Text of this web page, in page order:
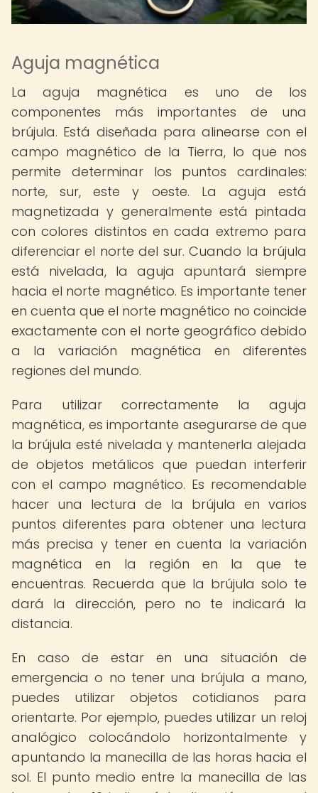
Aguja magnética
La aguja magnética es uno de los
componentes más importantes de una
brújula. Está diseñada para alinearse con el
campo magnético de la Tierra, lo que nos
permite determinar los puntos cardinales:
norte, sur, este y oeste. La aguja está
magnetizada y generalmente está pintada
con colores distintos en cada extremo para
diferenciar el norte del sur. Cuando la brújula
está nivelada, la aguja apuntará siempre
hacia el norte magnético. Es importante tener
en cuenta que el norte magnético no coincide
exactamente con el norte geográfico debido
a la variación magnética en diferentes
regiones del mundo.
Para utilizar correctamente la aguja
magnética, es importante asegurarse de que
la brújula esté nivelada y mantenerla alejada
de objetos metálicos que puedan interferir
con el campo magnético. Es recomendable
hacer una lectura de la brújula en varios
puntos diferentes para obtener una lectura
más precisa y tener en cuenta la variación
magnética en la región en la que te
encuentras. Recuerda que la brújula solo te
dará la dirección, pero no te indicará la
distancia.
En caso de estar en una situación de
emergencia o no tener una brújula a mano,
puedes utilizar objetos cotidianos para
orientarte. Por ejemplo, puedes utilizar un reloj
analógico colocándolo horizontalmente y
apuntando la manecilla de las horas hacia el
sol. El punto medio entre la manecilla de las